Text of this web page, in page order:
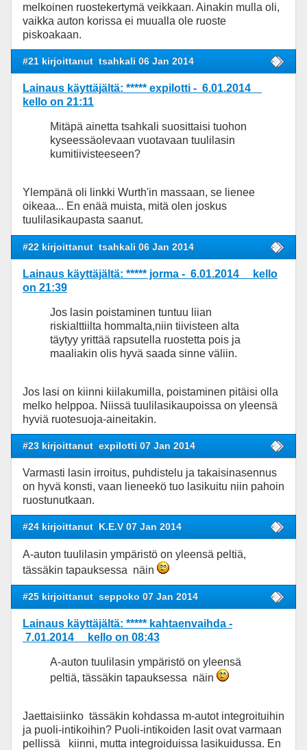
melkoinen ruostekertymä veikkaan. Ainakin mulla oli,
vaikka auton korissa ei muualla ole ruoste
piskoakaan.
#21 kirjoittanut tsahkali 06 Jan 2014
Lainaus käyttäjältä: ***** expilotti - 6.01.2014
kello on 21:11
Mitäpä ainetta tsahkali suosittaisi tuohon
kyseessäolevaan vuotavaan tuulilasin
kumitiivisteeseen?
Ylempänä oli linkki Wurth'in massaan, se lienee
oikeaa... En enää muista, mitä olen joskus
tuulilasikaupasta saanut.
#22 kirjoittanut tsahkali 06 Jan 2014
Lainaus käyttäjältä: ***** jorma - 6.01.2014 kello
on 21:39
Jos lasin poistaminen tuntuu liian
riskialttiilta hommalta,niin tiivisteen alta
täytyy yrittää rapsutella ruostetta pois ja
maaliakin olis hyvä saada sinne väliin.
Jos lasi on kiinni kiilakumilla, poistaminen pitäisi olla
melko helppoa. Niissä tuulilasikaupoissa on yleensä
hyviä ruotesuoja-aineitakin.
#23 kirjoittanut expilotti 07 Jan 2014
Varmasti lasin irroitus, puhdistelu ja takaisinasennus
on hyvä konsti, vaan lieneekö tuo lasikuitu niin pahoin
ruostunutkaan.
#24 kirjoittanut K.E.V 07 Jan 2014
A-auton tuulilasin ympäristö on yleensä peltiä,
tässäkin tapauksessa näin
#25 kirjoittanut seppoko 07 Jan 2014
Lainaus käyttäjältä: ***** kahtaenvaihda -
7.01.2014 kello on 08:43
A-auton tuulilasin ympäristö on yleensä
peltiä, tässäkin tapauksessa näin
Jaettaisiinko tässäkin kohdassa m-autot integroituihin
ja puoli-intikoihin? Puoli-intikoiden lasit ovat varmaan
pellissä kiinni, mutta integroiduissa lasikuidussa. En